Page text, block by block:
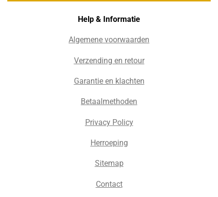
Help & Informatie
Algemene voorwaarden
Verzending en retour
Garantie en klachten
Betaalmethoden
Privacy Policy
Herroeping
Sitemap
Contact